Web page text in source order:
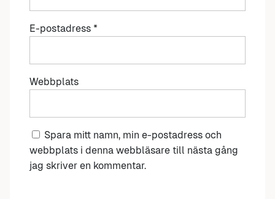
E-postadress *
Webbplats
Spara mitt namn, min e-postadress och
webbplats i denna webbläsare till nästa gång
jag skriver en kommentar.